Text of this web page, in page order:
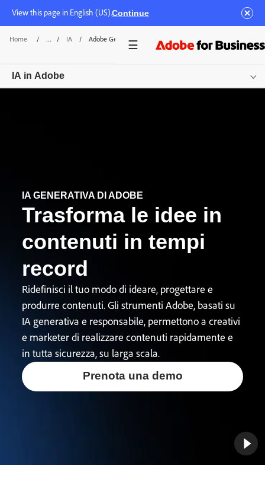
View this page in English (US).Continue
Home / IA / Adobe GenAI
IA in Adobe
Inizia
IA GENERATIVA DI ADOBE
Trasforma le idee in
contenuti in tempi
record
Ridefinisci il tuo modo di ideare, progettare e
produrre contenuti. Gli strumenti Adobe, basati su
IA generativa e responsabile, permettono a creativi
e marketer di realizzare contenuti rapidamente e
in tutta sicurezza, su larga scala.
Prenota una demo